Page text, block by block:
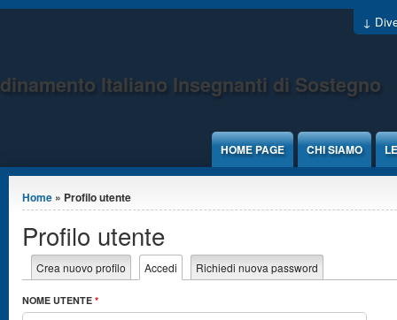
Jump to Content
↓
Italiano Insegnanti di Sostegno
HOME PAGE CHI SIAMO
Tu sei qui
Home » Profilo utente
Profilo utente
Schede primarie
Crea nuovo profilo Accedi (scheda attiva)
Richiedi nuova password
NOME UTENTE *